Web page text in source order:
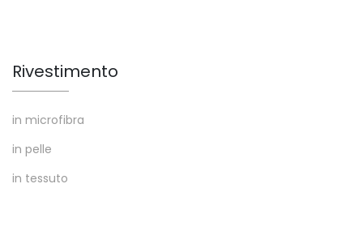
Rivestimento
in microfibra
in pelle
in tessuto